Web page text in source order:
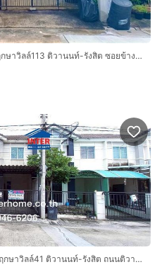
ทาวน์เฮ้าส์ 2 ชั้น 16.1 ตร.ว. หมู่บ้านพฤกษาวิลล์113 ติวานนท์-รังสิต ซอยข้างโรงพยาบาลกรุงสยามเซนต์คาร์ลอส ถนนติวานนท์ เมืองปทุมธานี ปทุมธานี
ทาวน์เฮ้าส์ 2 ชั้น 25.4 ตร.ว. หมู่บ้านพฤกษาวิลล์41 ติวานนท์-รังสิต ถนนติวานนท์ ถนนบางกะดีสายใน เมืองปทุมธานี ปทุมธานี